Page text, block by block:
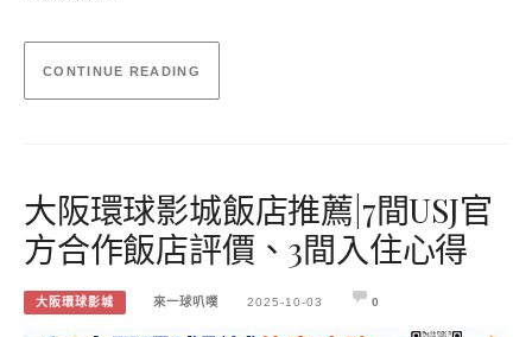
CONTINUE READING
大阪環球影城飯店推薦|7間USJ官
方合作飯店評價、3間入住心得
大阪環球影城 來一球叭噗 2025-10-03 0